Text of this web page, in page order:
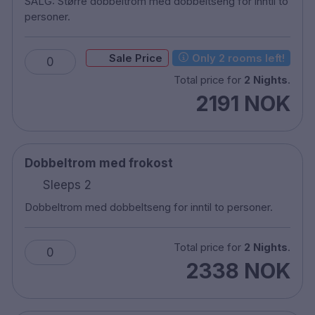
Dobbel rom, enkeltrom og familierom
TV
Gym
Bar
Vask
forbehold om tilgjengelighet
Sen- utsjekkingsgebyr - med forbehold om
personer.
0 Sale Price
Only 2 rooms left!
Total price for 2 Nights.
2191 NOK
Dobbeltrom med frokost
Sleeps 2
Dobbeltrom med dobbeltseng for inntil to personer.
0 Total price for 2 Nights.
2338 NOK